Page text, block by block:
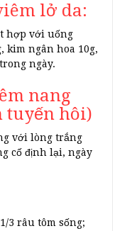
lở da:
hợp với uống
kim ngân hoa 10g,
ngày.
nang
tuyến hôi)
với lòng trắng
cố định lại, ngày
3 râu tôm sống;